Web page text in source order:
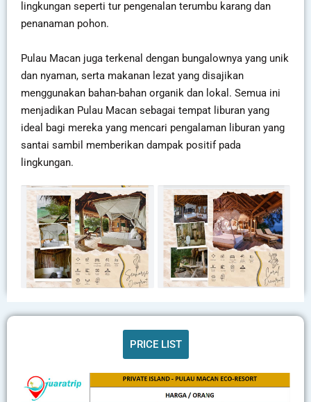
lingkungan seperti tur pengenalan terumbu karang dan
penanaman pohon.
Pulau Macan juga terkenal dengan bungalownya yang unik
dan nyaman, serta makanan lezat yang disajikan
menggunakan bahan-bahan organik dan lokal. Semua ini
menjadikan Pulau Macan sebagai tempat liburan yang
ideal bagi mereka yang mencari pengalaman liburan yang
santai sambil memberikan dampak positif pada
lingkungan.
PRICE LIST